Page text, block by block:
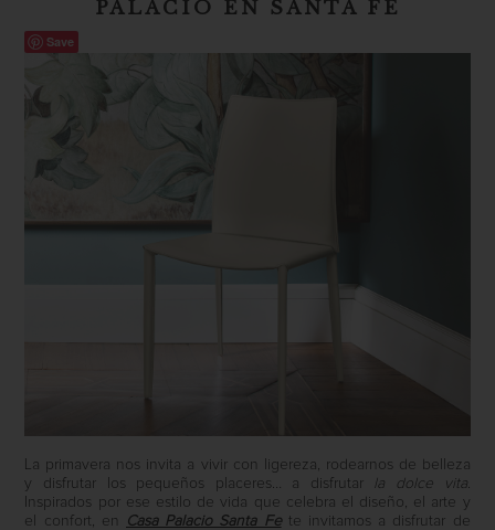
PALACIO EN SANTA FE
Save
La primavera nos invita a vivir con ligereza, rodearnos de belleza
y disfrutar los pequeños placeres… a disfrutar
la dolce vita.
Inspirados por ese estilo de vida que celebra el diseño, el arte y
el confort, en
Casa Palacio Santa Fete invitamos a disfrutar de